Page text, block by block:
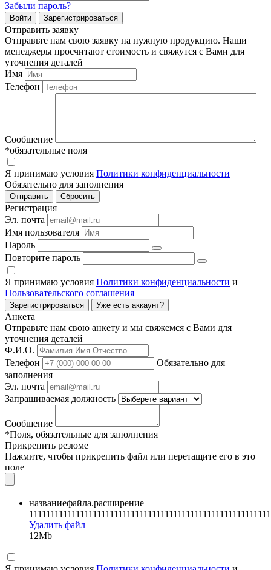
Забыли пароль?
Войти Зарегистрироваться
Отправить заявку
Отправьте нам свою заявку на нужную продукцию. Наши
менеджеры просчитают стоимость и свяжутся с Вами для
уточнения деталей
Имя
Телефон
Сообщение
*обязательные поля
Я принимаю условия Политики конфиденциальности
Обязательно для заполнения
Регистрация
Эл. почта
Имя пользователя
Пароль
Повторите пароль
Я принимаю условия Политики конфиденциальности и
Пользовательского соглашения
Зарегистрироваться Уже есть аккаунт?
Анкета
Отправьте нам свою анкету и мы свяжемся с Вами для
уточнения деталей
Ф.И.О.
Телефон
Обязательно для
заполнения
Эл. почта
Запрашиваемая должность
Сообщение
*Поля, обязательные для заполнения
Прикрепить резюме
Нажмите, чтобы прикрепить файл или перетащите его в это
поле
названиефайла.расширение
111111111111111111111111111111111111111111111111111111111
Удалить файл
12Mb